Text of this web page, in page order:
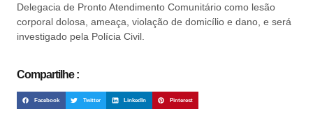
Delegacia de Pronto Atendimento Comunitário como lesão
corporal dolosa, ameaça, violação de domicílio e dano, e será
investigado pela Polícia Civil.
Compartilhe :
Facebook Twitter LinkedIn Pinterest